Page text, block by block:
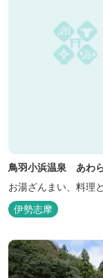
鳥羽小浜温泉 あわ
お湯ざんまい、料理
伊勢志摩